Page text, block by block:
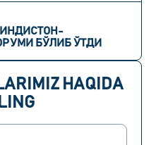
БЎЛИБ ЎТДИ
HAQIDA